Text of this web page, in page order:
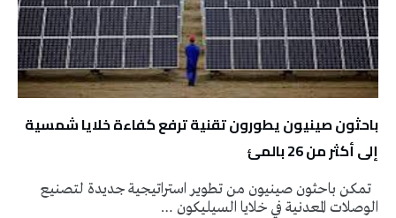
باحثون صينيون يطورون تقنية ترفع كفاءة خلايا شمسية
إلى أكثر من 26 بالمئ
تمكن باحثون صينيون من تطوير استراتيجية جديدة لتصنيع
الوصلات المعدنية في خلايا السيليكون …